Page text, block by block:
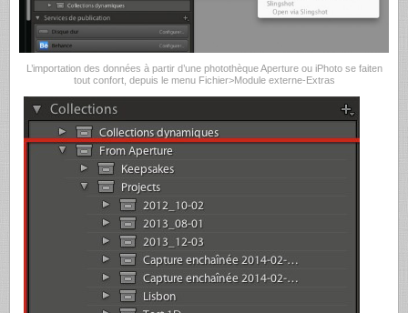
L’importation des données à partir d’une photothèque Aperture ou iPhoto se faiten
tout confort, depuis le menu Fichier>Module externe-Extras